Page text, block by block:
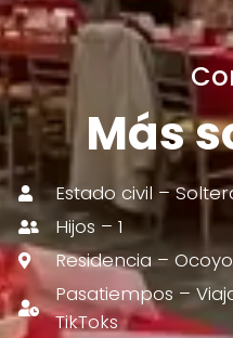
Más
Estado civil –
Hijos – 1
Residencia –
Pasatiempos –
TikToks